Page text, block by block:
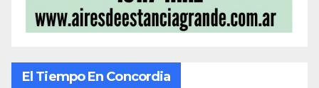
El Tiempo En Concordia